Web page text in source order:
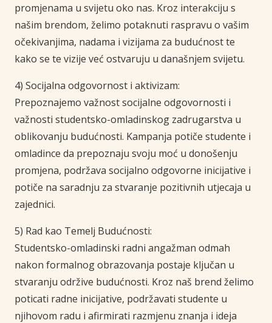
promjenama u svijetu oko nas. Kroz interakciju s
našim brendom, želimo potaknuti raspravu o vašim
očekivanjima, nadama i vizijama za budućnost te
kako se te vizije već ostvaruju u današnjem svijetu.
4) Socijalna odgovornost i aktivizam:
Prepoznajemo važnost socijalne odgovornosti i
važnosti studentsko-omladinskog zadrugarstva u
oblikovanju budućnosti. Kampanja potiče studente i
omladince da prepoznaju svoju moć u donošenju
promjena, podržava socijalno odgovorne inicijative i
potiče na saradnju za stvaranje pozitivnih utjecaja u
zajednici.
5) Rad kao Temelj Budućnosti:
Studentsko-omladinski radni angažman odmah
nakon formalnog obrazovanja postaje ključan u
stvaranju održive budućnosti. Kroz naš brend želimo
poticati radne inicijative, podržavati studente u
njihovom radu i afirmirati razmjenu znanja i ideja